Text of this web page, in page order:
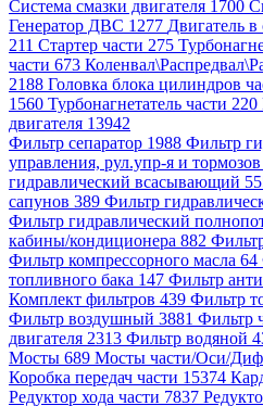
Система смазки двигателя 1700
Генератор ДВС 1277 Двигатель в
211 Стартер части 275
части 673
2188 Головка блока цилиндров
1560 Турбонагнетатель части 220
двигателя 13942
Фильтр сепаратор 1988 Фильтр
управления, рул.упр-я и
гидравлический всасывающий
сапунов 389 Фильтр
Фильтр гидравлический
кабины/кондиционера 882
Фильтр компрессорного масла 64
топливного бака 147 Фильтр
Комплект фильтров 439 Фильтр
Фильтр воздушный 3881 Фильтр
двигателя 2313 Фильтр водяной
Мосты 689 Мосты части/Оси/
Коробка передач части 15374
Редуктор хода части 7837